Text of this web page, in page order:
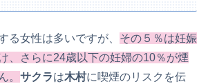
る女性は多いですが、 その５％は妊娠
、さらに24歳以下の妊婦の10％が煙
。 サクラは木村に喫煙のリスクを伝